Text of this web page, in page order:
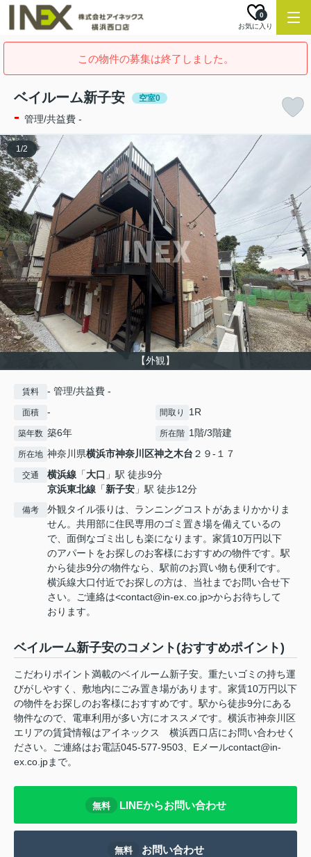
お気に入り
0
この物件の募集は終了しました。
ベイルーム新子安 空室0
- 管理/共益費 -
【外観】
1/2
賃料 - 管理/共益費 -
面積 - 間取り 1R
築年数 築6年 所在階 1階/3階建
所在地 神奈川県横浜市神奈川区神之木台 ２９-１７
交通 横浜線 「大口 」駅 徒歩9分
京浜東北線 「新子安 」駅 徒歩12分
備考
外観タイル張りは、ランニングコストがあまりかかりま
せん。共用部に住民専用のゴミ置き場を備えているの
で、面倒なゴミ出しも楽になります。家賃10万円以下
のアパートをお探しのお客様におすすめの物件です。駅
から徒歩9分の物件なら、駅前のお買い物も便利です。
横浜線大口付近でお探しの方は、当社までお問い合せ下
さい。ご連絡は<contact@in-ex.co.jp>からお待ちして
おります。
ベイルーム新子安のコメント(おすすめポイント)
こだわりポイント満載のベイルーム新子安。重たいゴミの持ち運
びがしやすく、敷地内にごみ置き場があります。家賃10万円以下
の物件をお探しのお客様におすすめです。駅から徒歩9分にある
物件なので、電車利用が多い方にオススメです。横浜市神奈川区
エリアの賃貸情報はアイネックス 横浜西口店にお問い合わせく
ださい。ご連絡はお電話045-577-9503、Eメールcontact@in-
ex.co.jpまで。
無料 LINEからお問い合わせ
無料 お問い合わせ